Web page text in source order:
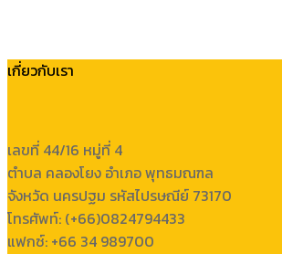
เกี่ยวกับเรา
เลขที่ 44/16 หมู่ที่ 4
ตำบล คลองโยง อำเภอ พุทธมณฑล
จังหวัด นครปฐม รหัสไปรษณีย์ 73170
โทรศัพท์: (+66)0824794433
แฟกซ์: +66 34 989700